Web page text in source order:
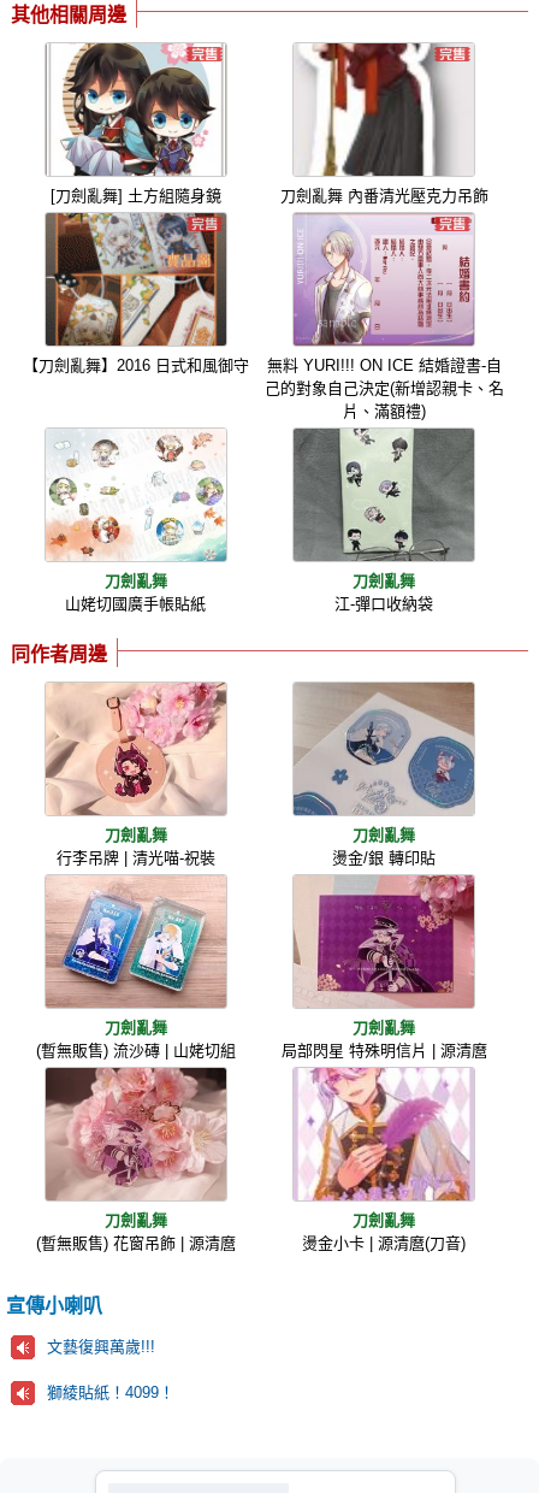
其他相關周邊
[刀劍亂舞] 土方組隨身鏡 刀劍亂舞 內番清光壓克力吊飾
【刀劍亂舞】2016 日式和風御守
無料 YURI!!! ON ICE 結婚證書-自
己的對象自己決定(新增認親卡、名
片、滿額禮)
刀劍亂舞
山姥切國廣手帳貼紙
刀劍亂舞
江-彈口收納袋
同作者周邊
刀劍亂舞
行李吊牌 | 清光喵-祝裝
刀劍亂舞
燙金/銀 轉印貼
刀劍亂舞
(暫無販售) 流沙磚 | 山姥切組
刀劍亂舞
局部閃星 特殊明信片 | 源清麿
刀劍亂舞
(暫無販售) 花窗吊飾 | 源清麿
刀劍亂舞
燙金小卡 | 源清麿(刀音)
宣傳小喇叭
文藝復興萬歲!!!
獅綾貼紙！4099！